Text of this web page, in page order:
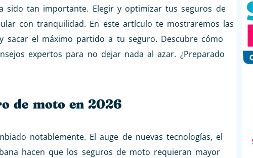
sido tan importante. Elegir y optimizar tus seguros de
con tranquilidad. En este artículo te mostraremos las
sacar el máximo partido a tu seguro. Descubre cómo
expertos para no dejar nada al azar. ¿Preparado
de moto en 2026
notablemente. El auge de nuevas tecnologías, el
hacen que los seguros de moto requieran mayor